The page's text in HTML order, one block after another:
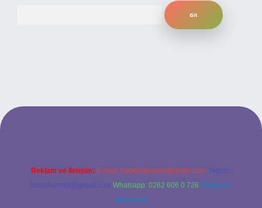
mobil giriş
Reklam ve İletişim: E-mail: backlinkpaneli@gmail.com Teams:
forumhizmeti@gmail.com Whatsapp: 0262 606 0 726 Telegram:
@karabul